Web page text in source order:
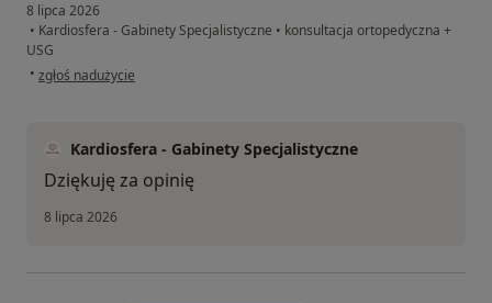
8 lipca 2026
• Kardiosfera - Gabinety Specjalistyczne • konsultacja ortopedyczna +
USG
• w opinii użytkownika .
zgłoś nadużycie
Kardiosfera - Gabinety Specjalistyczne
Dziękuję za opinię
8 lipca 2026